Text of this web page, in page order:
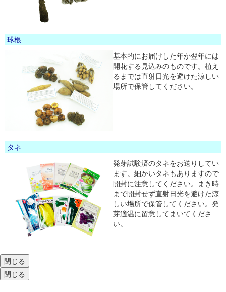
球根
基本的にお届けした年か翌年には
開花する見込みのものです。植え
るまでは直射日光を避けた涼しい
場所で保管してください。
タネ
発芽試験済のタネをお送りしてい
ます。細かいタネもありますので
開封に注意してください。まき時
まで開封せず直射日光を避けた涼
しい場所で保管してください。発
芽適温に留意してまいてくださ
い。
閉じる
閉じる